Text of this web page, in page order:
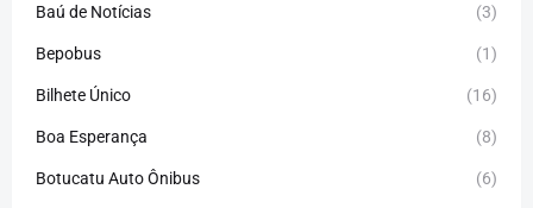
Baú de Notícias (3)
Bepobus (1)
Bilhete Único (16)
Boa Esperança (8)
Botucatu Auto Ônibus (6)